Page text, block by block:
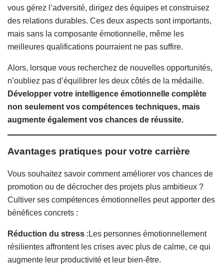
vous gérez l’adversité, dirigez des équipes et construisez
des relations durables. Ces deux aspects sont importants,
mais sans la composante émotionnelle, même les
meilleures qualifications pourraient ne pas suffire.
Alors, lorsque vous recherchez de nouvelles opportunités,
n’oubliez pas d’équilibrer les deux côtés de la médaille.
Développer votre intelligence émotionnelle complète
non seulement vos compétences techniques, mais
augmente également vos chances de réussite.
Avantages pratiques pour votre carrière
Vous souhaitez savoir comment améliorer vos chances de
promotion ou de décrocher des projets plus ambitieux ?
Cultiver ses compétences émotionnelles peut apporter des
bénéfices concrets :
Réduction du stress :Les personnes émotionnellement
résilientes affrontent les crises avec plus de calme, ce qui
augmente leur productivité et leur bien-être.